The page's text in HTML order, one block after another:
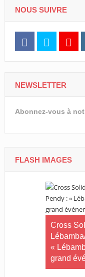
NOUS SUIVRE
NEWSLETTER
Abonnez-vous à
FLASH IMAGES
Cross
«
grand